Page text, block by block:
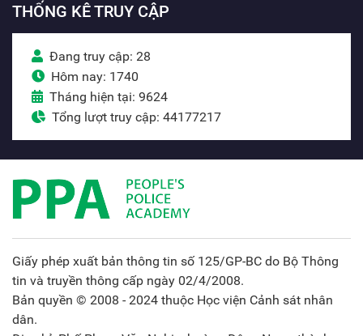
THỐNG KÊ TRUY CẬP
Đang truy cập: 28
Hôm nay: 1740
Tháng hiện tại: 9624
Tổng lượt truy cập: 44177217
Giấy phép xuất bản thông tin số 125/GP-BC do Bộ Thông
tin và truyền thông cấp ngày 02/4/2008.
Bản quyền © 2008 - 2024 thuộc Học viện Cảnh sát nhân
dân.